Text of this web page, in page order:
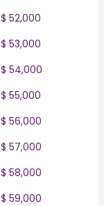
$ 52,000
$ 53,000
$ 54,000
$ 55,000
$ 56,000
$ 57,000
$ 58,000
$ 59,000